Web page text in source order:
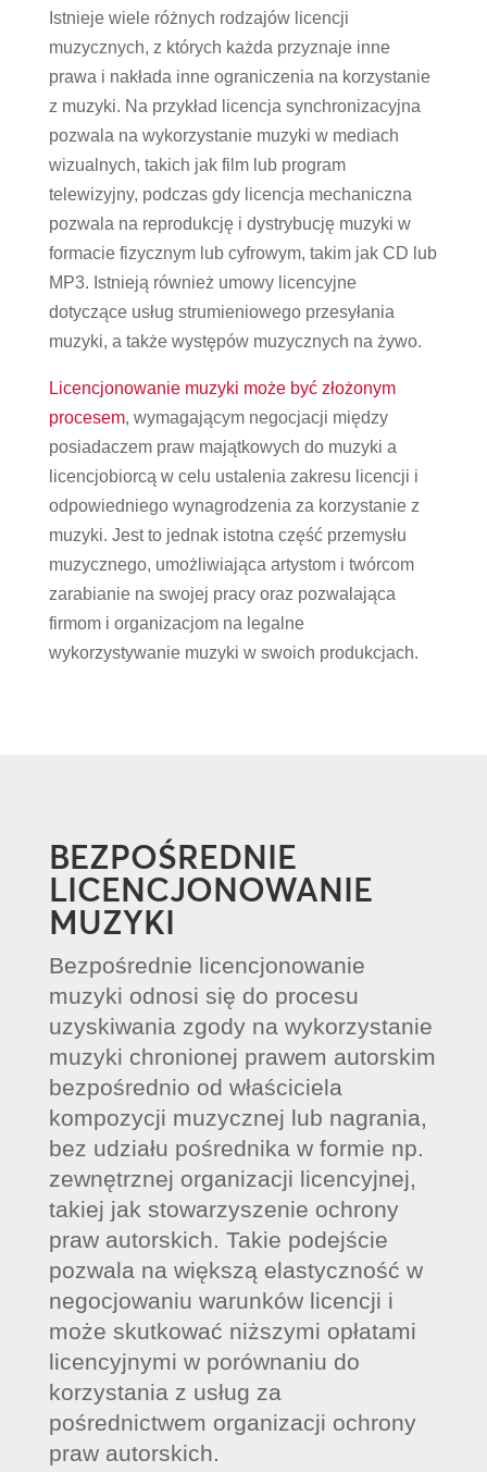
Istnieje wiele różnych rodzajów licencji
muzycznych, z których każda przyznaje inne
prawa i nakłada inne ograniczenia na korzystanie
z muzyki. Na przykład licencja synchronizacyjna
pozwala na wykorzystanie muzyki w mediach
wizualnych, takich jak film lub program
telewizyjny, podczas gdy licencja mechaniczna
pozwala na reprodukcję i dystrybucję muzyki w
formacie fizycznym lub cyfrowym, takim jak CD lub
MP3. Istnieją również umowy licencyjne
dotyczące usług strumieniowego przesyłania
muzyki, a także występów muzycznych na żywo.
Licencjonowanie muzyki może być złożonym
procesem, wymagającym negocjacji między
posiadaczem praw majątkowych do muzyki a
licencjobiorcą w celu ustalenia zakresu licencji i
odpowiedniego wynagrodzenia za korzystanie z
muzyki. Jest to jednak istotna część przemysłu
muzycznego, umożliwiająca artystom i twórcom
zarabianie na swojej pracy oraz pozwalająca
firmom i organizacjom na legalne
wykorzystywanie muzyki w swoich produkcjach.
BEZPOŚREDNIE
LICENCJONOWANIE
MUZYKI
Bezpośrednie licencjonowanie
muzyki odnosi się do procesu
uzyskiwania zgody na wykorzystanie
muzyki chronionej prawem autorskim
bezpośrednio od właściciela
kompozycji muzycznej lub nagrania,
bez udziału pośrednika w formie np.
zewnętrznej organizacji licencyjnej,
takiej jak stowarzyszenie ochrony
praw autorskich. Takie podejście
pozwala na większą elastyczność w
negocjowaniu warunków licencji i
może skutkować niższymi opłatami
licencyjnymi w porównaniu do
korzystania z usług za
pośrednictwem organizacji ochrony
praw autorskich.